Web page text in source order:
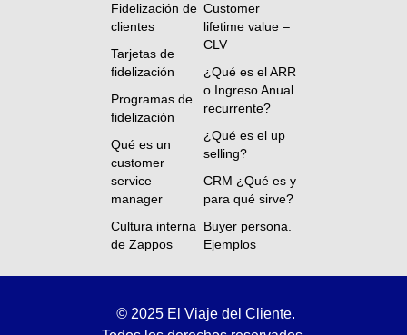
Fidelización de
clientes
Tarjetas de
fidelización
Programas de
fidelización
Qué es un
customer
service
manager
Cultura interna
de Zappos
Customer
lifetime value –
CLV
¿Qué es el ARR
o Ingreso Anual
recurrente?
¿Qué es el up
selling?
CRM ¿Qué es y
para qué sirve?
Buyer persona.
Ejemplos
©2025 El Viaje del Cliente.